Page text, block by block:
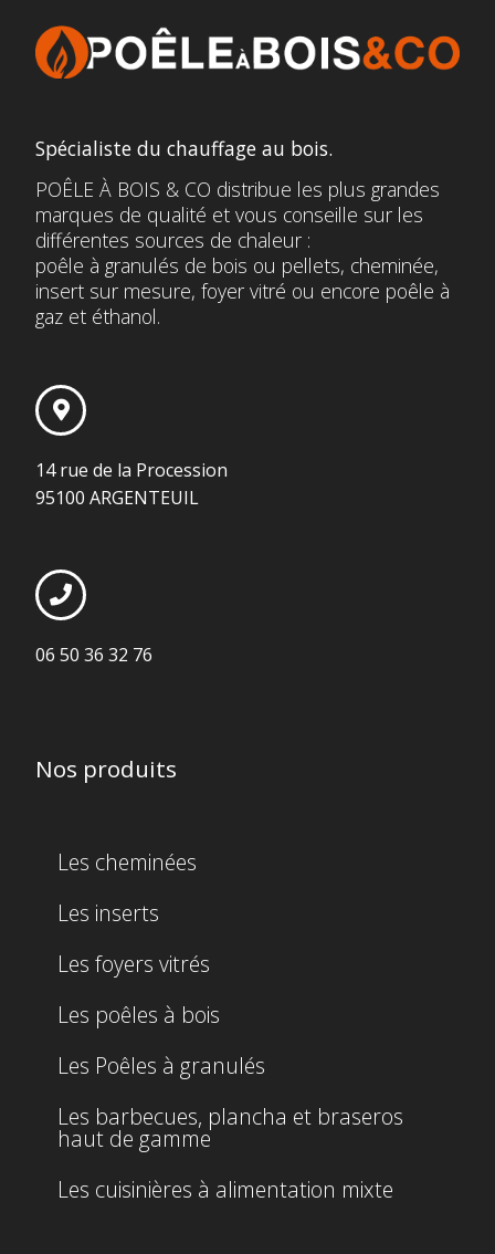
Spécialiste du chauffage au bois.
POÊLE À BOIS & CO distribue les plus grandes
marques de qualité et vous conseille sur les
différentes sources de chaleur :
poêle à granulés de bois ou pellets, cheminée,
insert sur mesure, foyer vitré ou encore poêle à
gaz et éthanol.
14 rue de la Procession
95100 ARGENTEUIL
06 50 36 32 76
Nos produits
Les cheminées
Les inserts
Les foyers vitrés
Les poêles à bois
Les Poêles à granulés
Les barbecues, plancha et braseros
haut de gamme
Les cuisinières à alimentation mixte